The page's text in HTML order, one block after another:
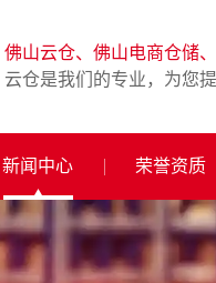
佛山云仓、佛山电商仓储
云仓是我们的专业，为您
新闻中心 荣誉资质